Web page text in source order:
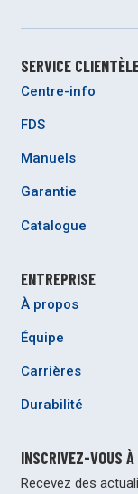
SERVICE
Centre-info
FDS
Manuels
Garantie
Catalogue
ENTREPRISE
À propos
Équipe
Carrières
Durabilité
INSCRIVEZ-VOUS
Recevez des